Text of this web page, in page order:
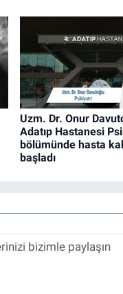
Uzm. Dr. Onur
Adatıp Hastanesi
bölümünde hasta
başladı